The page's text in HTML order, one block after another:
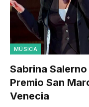
MÚSICA
Sabrina
Premio San
Venecia